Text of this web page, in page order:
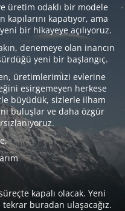
üretim odaklı bir modele
kapılarını kapatıyor, ama
bir hikayeye açılıyoruz.
denemeye olan inancın
yeni bir başlangıç.
üretimlerimizi evlerine
esirgemeyen herkese
büyüdük, sizlerle ilham
buluşlar ve daha özgür
kapalı olacak. Yeni
tekrar buradan ulaşacağız.